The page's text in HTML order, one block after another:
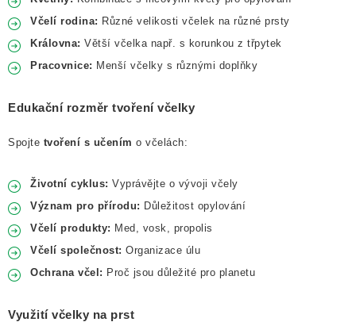
Včelí rodina: Různé velikosti včelek na různé prsty
Královna: Větší včelka např. s korunkou z třpytek
Pracovnice: Menší včelky s různými doplňky
Edukační rozměr tvoření včelky
Spojte tvoření s učením o včelách:
Životní cyklus: Vyprávějte o vývoji včely
Význam pro přírodu: Důležitost opylování
Včelí produkty: Med, vosk, propolis
Včelí společnost: Organizace úlu
Ochrana včel: Proč jsou důležité pro planetu
Využití včelky na prst